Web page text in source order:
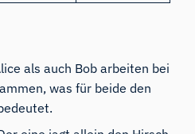
als auch Bob arbeiten bei
was für beide den